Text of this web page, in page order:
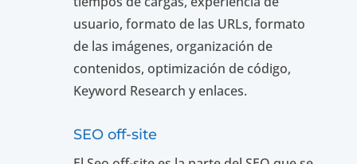
usuario, formato de las URLs, formato
de las imágenes, organización de
contenidos, optimización de código,
Keyword Research y enlaces.
SEO off-site